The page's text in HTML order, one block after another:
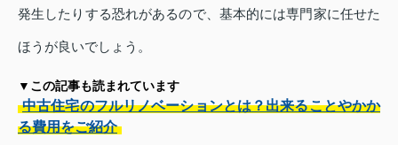
発生したりする恐れがあるので、基本的には専門家に任せた
ほうが良いでしょう。
▼この記事も読まれています
中古住宅のフルリノベーションとは？出来ることやかか
る費用をご紹介